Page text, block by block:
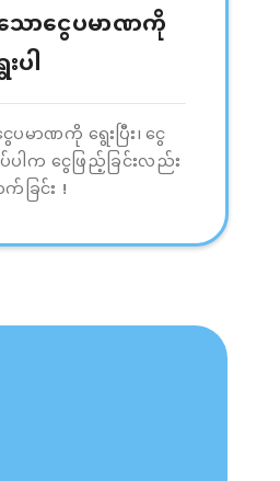
ောငွေပမာဏကို
ပါ
မာဏကို ရွေးပြီး၊ ငွေ
ပါက ငွေဖြည့်ခြင်းလည်း
က်ခြင်း！